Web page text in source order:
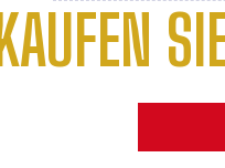
KAUFEN